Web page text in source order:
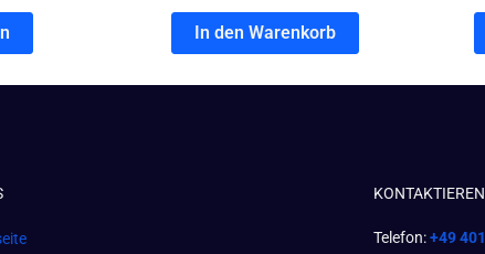
In den Warenkorb
Telefon:+49